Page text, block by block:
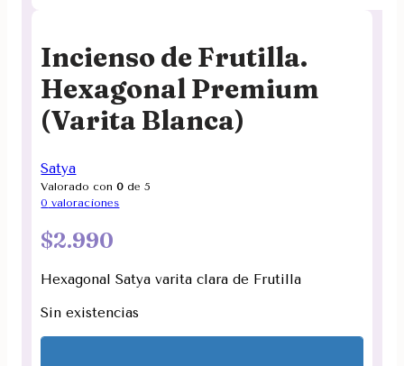
Incienso de Frutilla.
Hexagonal Premium
(Varita Blanca)
Satya
Valorado con0 de 5
0 valoraciones
$2.990
Hexagonal Satya varita clara de Frutilla
Sin existencias